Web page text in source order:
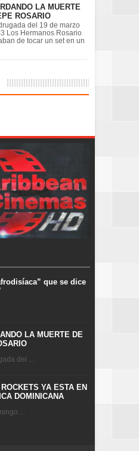
LA MUERTE
ROSARIO
del 19 de marzo
Los Hermanos Rosario
de tocar un set en un
que se dice
LA MUERTE DE
del ...
YA ESTA EN
DOMINICANA
...